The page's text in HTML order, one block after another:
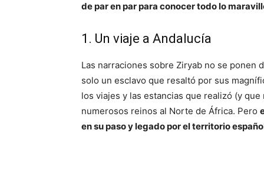
de par en par para conocer todo lo
1. Un viaje a Andalucía
Las narraciones sobre Ziryab no se ponen
solo un esclavo que resaltó por sus
los viajes y las estancias que realizó (y
numerosos reinos al Norte de África. Pero
en su paso y legado por el territorio